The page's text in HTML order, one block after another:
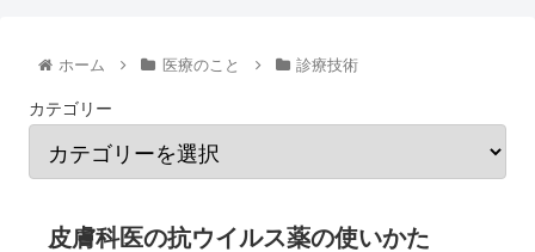
ホーム 医療のこと 診療技術
カテゴリー
皮膚科医の抗ウイルス薬の使いかた